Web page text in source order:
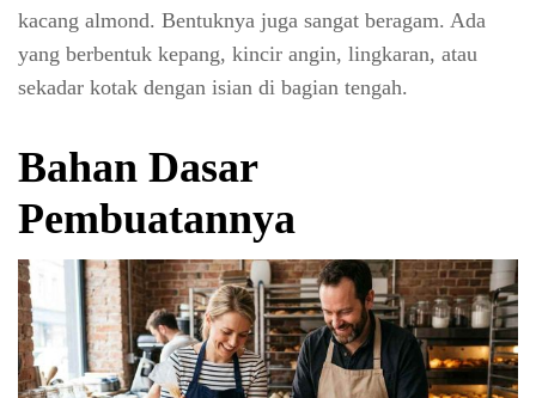
kacang almond. Bentuknya juga sangat beragam. Ada
yang berbentuk kepang, kincir angin, lingkaran, atau
sekadar kotak dengan isian di bagian tengah.
Bahan Dasar
Pembuatannya